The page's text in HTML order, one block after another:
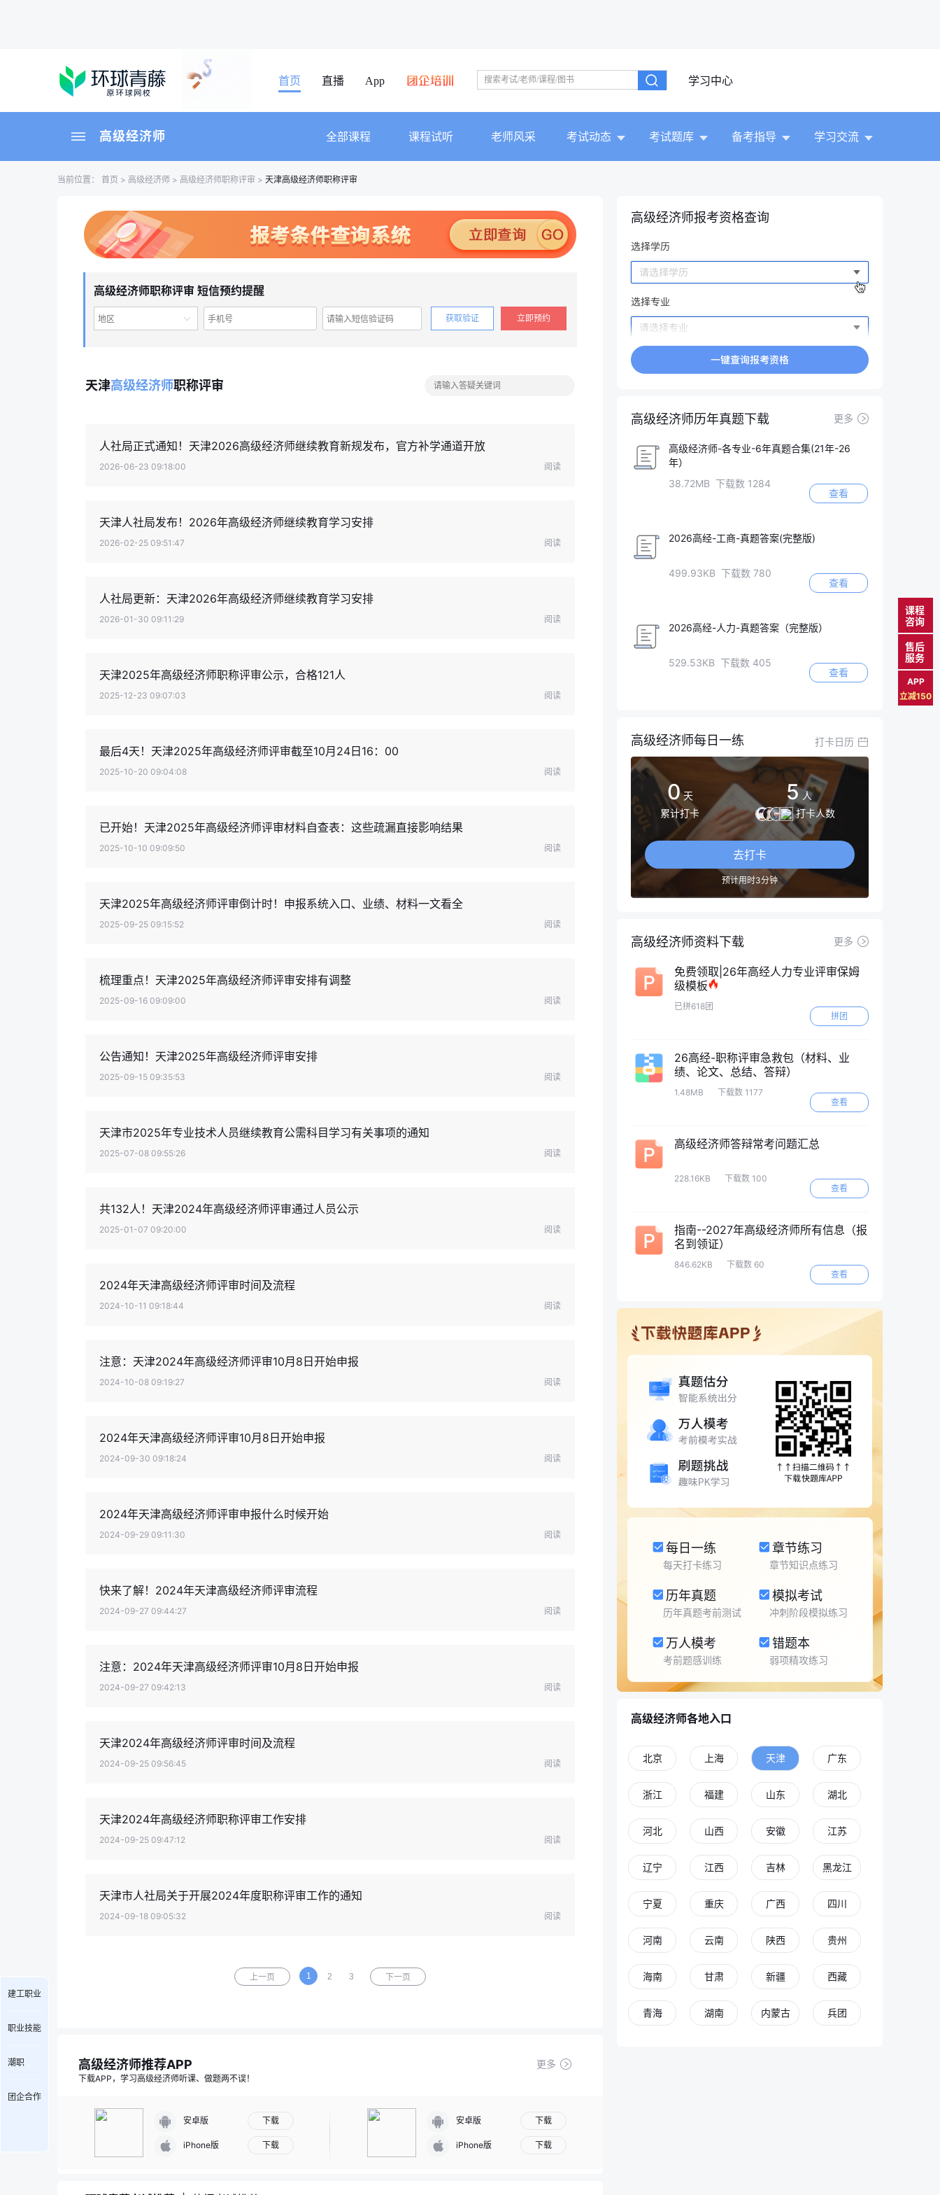
首页 直播 App 学习中心
高级经济师 全部课程 课程试听 老师风采 考试动态 考试题库 备考指导 学习交流
当前位置： 首页 > 高级经济师 > 高级经济师职称评审 > 天津高级经济师职称评审
高级经济师职称评审 短信预约提醒
地区 获取验证 立即预约
天津高级经济师职称评审
人社局正式通知！天津2026高级经济师继续教育新规发布，官方补学通道开放
2026-06-23 09:18:00 阅读
天津人社局发布！2026年高级经济师继续教育学习安排
2026-02-25 09:51:47 阅读
人社局更新：天津2026年高级经济师继续教育学习安排
2026-01-30 09:11:29 阅读
天津2025年高级经济师职称评审公示，合格121人
2025-12-23 09:07:03 阅读
最后4天！天津2025年高级经济师评审截至10月24日16：00
2025-10-20 09:04:08 阅读
已开始！天津2025年高级经济师评审材料自查表：这些疏漏直接影响结果
2025-10-10 09:09:50 阅读
天津2025年高级经济师评审倒计时！申报系统入口、业绩、材料一文看全
2025-09-25 09:15:52 阅读
梳理重点！天津2025年高级经济师评审安排有调整
2025-09-16 09:09:00 阅读
公告通知！天津2025年高级经济师评审安排
2025-09-15 09:35:53 阅读
天津市2025年专业技术人员继续教育公需科目学习有关事项的通知
2025-07-08 09:55:26 阅读
共132人！天津2024年高级经济师评审通过人员公示
2025-01-07 09:20:00 阅读
2024年天津高级经济师评审时间及流程
2024-10-11 09:18:44 阅读
注意：天津2024年高级经济师评审10月8日开始申报
2024-10-08 09:19:27 阅读
2024年天津高级经济师评审10月8日开始申报
2024-09-30 09:18:24 阅读
2024年天津高级经济师评审申报什么时候开始
2024-09-29 09:11:30 阅读
快来了解！2024年天津高级经济师评审流程
2024-09-27 09:44:27 阅读
注意：2024年天津高级经济师评审10月8日开始申报
2024-09-27 09:42:13 阅读
天津2024年高级经济师评审时间及流程
2024-09-25 09:56:45 阅读
天津2024年高级经济师职称评审工作安排
2024-09-25 09:47:12 阅读
天津市人社局关于开展2024年度职称评审工作的通知
2024-09-18 09:05:32 阅读
上一页 1 2 3 下一页
高级经济师推荐APP 更多
下载APP，学习高级经济师听课、做题两不误！
安卓版 下载
iPhone版 下载
安卓版 下载
iPhone版 下载
高级经济师报考资格查询
高级经济师历年真题下载 更多
高级经济师-各专业-6年真题合集(21年-26
年）
38.72MB 下载数 1284
查看
2026高经-工商-真题答案(完整版)
499.93KB 下载数 780
查看
2026高经-人力-真题答案（完整版）
529.53KB 下载数 405
查看
高级经济师每日一练 打卡日历
0 天
累计打卡
5 人
打卡人数
去打卡
预计用时3分钟
高级经济师资料下载 更多
免费领取|26年高经人力专业评审保姆
级模板
已拼618团
拼团
26高经-职称评审急救包（材料、业
绩、论文、总结、答辩）
1.48MB
下载数 1177
查看
高级经济师答辩常考问题汇总
228.16KB
下载数 100
查看
指南--2027年高级经济师所有信息（报
名到领证）
846.62KB
下载数 60
查看
每日一练
每天打卡练习
章节练习
章节知识点练习
历年真题
历年真题考前测试
模拟考试
冲刺阶段模拟练习
万人模考
考前题感训练
错题本
弱项精攻练习
高级经济师各地入口
北京 上海 天津 广东
浙江 福建 山东 湖北
河北 山西 安徽 江苏
辽宁 江西 吉林 黑龙江
宁夏 重庆 广西 四川
河南 云南 陕西 贵州
海南 甘肃 新疆 西藏
青海 湖南 内蒙古 兵团
课程
咨询
售后
服务
APP
立减150
建工职业
职业技能
潮职
团企合作